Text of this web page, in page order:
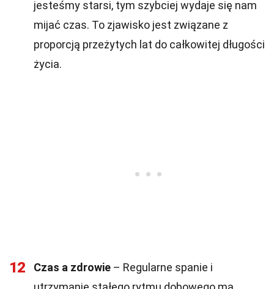
jesteśmy starsi, tym szybciej wydaje się nam
mijać czas. To zjawisko jest związane z
proporcją przeżytych lat do całkowitej długości
życia.
12 Czas a zdrowie – Regularne spanie i